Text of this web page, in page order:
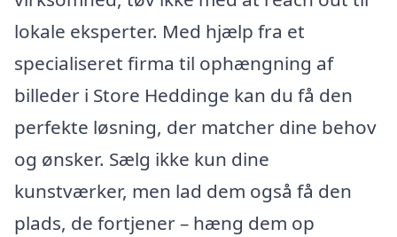
lokale eksperter. Med hjælp fra et
specialiseret firma til ophængning af
billeder i Store Heddinge kan du få den
perfekte løsning, der matcher dine behov
og ønsker. Sælg ikke kun dine
kunstværker, men lad dem også få den
plads, de fortjener – hæng dem op